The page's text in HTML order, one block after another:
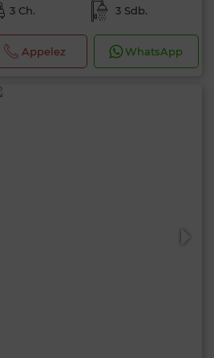
3 Ch. 3 Sdb.
Appelez WhatsApp